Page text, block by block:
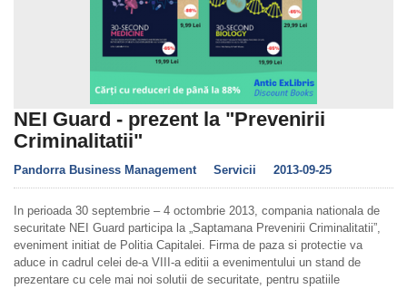
NEI Guard - prezent la "Prevenirii
Criminalitatii"
Pandorra Business Management Servicii 2013-09-25
In perioada 30 septembrie – 4 octombrie 2013, compania nationala de
securitate NEI Guard participa la „Saptamana Prevenirii Criminalitatii”,
eveniment initiat de Politia Capitalei. Firma de paza si protectie va
aduce in cadrul celei de-a VIII-a editii a evenimentului un stand de
prezentare cu cele mai noi solutii de securitate, pentru spatiile